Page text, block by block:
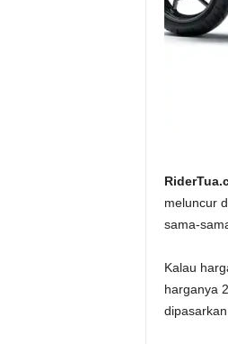
meluncur
sama-
Kalau
harganya